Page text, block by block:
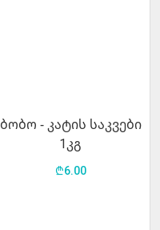
ბობო - კატის საკვები
1კგ
₾6.00